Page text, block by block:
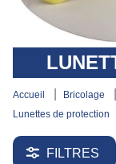
accueil bricolage
lunettes de protection
FILTRES